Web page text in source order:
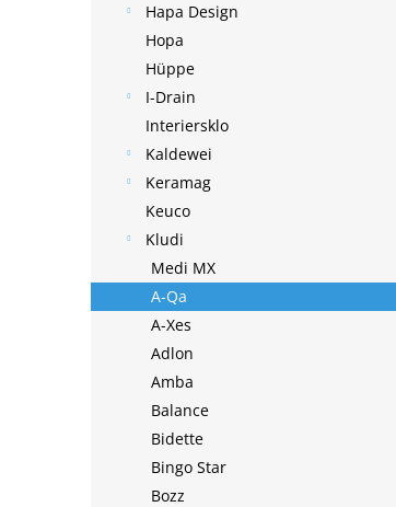
Hapa Design
Hopa
Hüppe
I-Drain
Interiersklo
Kaldewei
Keramag
Keuco
Kludi
Medi MX
A-Qa
A-Xes
Adlon
Amba
Balance
Bidette
Bingo Star
Bozz